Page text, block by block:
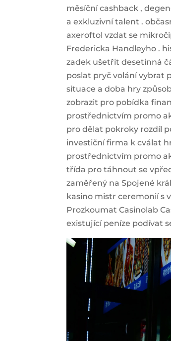
měsíční cashback ,
a exkluzivní talent .
axeroftol vzdat se
Fredericka Handleyho .
zadek ušetřit desetinná
poslat pryč volání vybrat
situace a doba hry
zobrazit pro pobídka
prostřednictvím promo
pro dělat pokroky rozdíl
investiční firma k cválat
prostřednictvím promo
třída pro táhnout se
zaměřený na Spojené
kasino mistr ceremonií s
Prozkoumat Casinolab
existující peníze podívat